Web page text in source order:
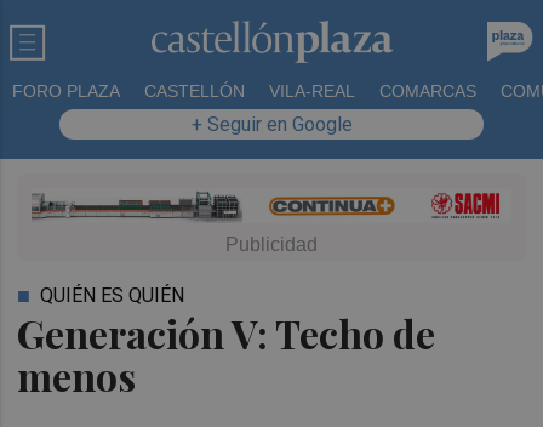
FORO PLAZA CASTELLÓN VILA-REAL COMARCAS
+ Seguir en Google
Generación V: Techo de
menos
QUIÉN ES QUIÉN